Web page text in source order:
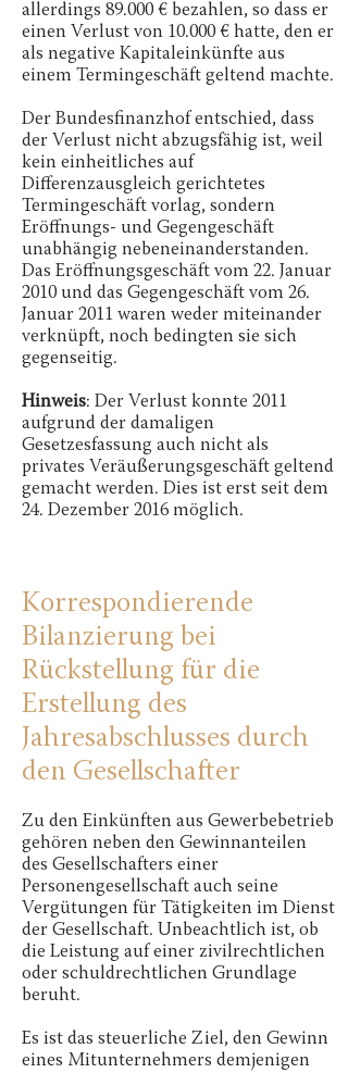
allerdings 89.000 € bezahlen, so dass er
einen Verlust von 10.000 € hatte, den er
als negative Kapitaleinkünfte aus
einem Termingeschäft geltend machte.
Der Bundesfinanzhof entschied, dass
der Verlust nicht abzugsfähig ist, weil
kein einheitliches auf
Differenzausgleich gerichtetes
Termingeschäft vorlag, sondern
Eröffnungs- und Gegengeschäft
unabhängig nebeneinanderstanden.
Das Eröffnungsgeschäft vom 22. Januar
2010 und das Gegengeschäft vom 26.
Januar 2011 waren weder miteinander
verknüpft, noch bedingten sie sich
gegenseitig.
Hinweis: Der Verlust konnte 2011
aufgrund der damaligen
Gesetzesfassung auch nicht als
privates Veräußerungsgeschäft geltend
gemacht werden. Dies ist erst seit dem
24. Dezember 2016 möglich.
Korrespondierende
Bilanzierung bei
Rückstellung für die
Erstellung des
Jahresabschlusses durch
den Gesellschafter
Zu den Einkünften aus Gewerbebetrieb
gehören neben den Gewinnanteilen
des Gesellschafters einer
Personengesellschaft auch seine
Vergütungen für Tätigkeiten im Dienst
der Gesellschaft. Unbeachtlich ist, ob
die Leistung auf einer zivilrechtlichen
oder schuldrechtlichen Grundlage
beruht.
Es ist das steuerliche Ziel, den Gewinn
eines Mitunternehmers demjenigen